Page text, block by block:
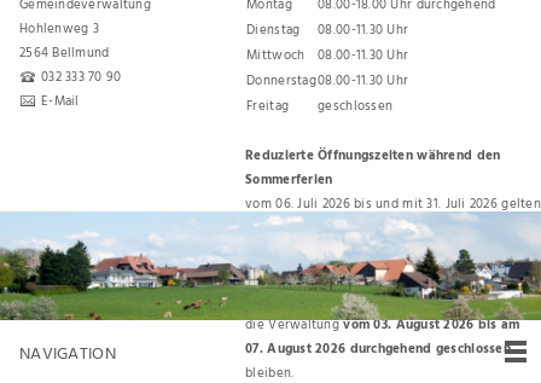
Hohlenweg 3
2564 Bellmund
032 333 70 90
E-Mail
Dienstag
08.00-11.30 Uhr
Mittwoch
08.00-11.30 Uhr
Donnerstag08.00-11.30 Uhr
Freitag
geschlossen
Reduzierte Öffnungszeiten während den
Sommerferien
vom 06. Juli 2026 bis und mit 31. Juli 2026 gelten
folgende Öffnungszeiten:
Montag, Dienstag, Donnerstag 08.00 Uhr bis
11.30 Uhr
Für den Umzug zurück ins Gemeindehaus wird
die Verwaltungvom 03. August 2026 bis am
07. August 2026 durchgehend geschlossen
bleiben.
NAVIGATION